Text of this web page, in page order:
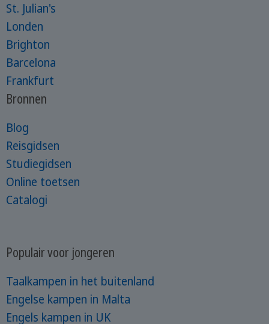
St. Julian's
Londen
Brighton
Barcelona
Frankfurt
Bronnen
Blog
Reisgidsen
Studiegidsen
Online toetsen
Catalogi
Populair voor jongeren
Taalkampen in het buitenland
Engelse kampen in Malta
Engels kampen in UK